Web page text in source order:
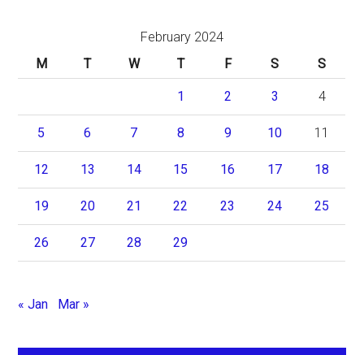
February 2024
M
T W T F S S
1 2 3 4
5 6 7 8 9 10 11
12 13 14 15 16 17 18
19 20 21 22 23 24 25
26 27 28 29
« Jan Mar »